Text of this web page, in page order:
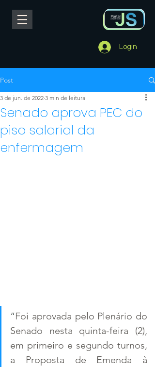
Login
Post
Senado aprova PEC do
piso salarial da
enfermagem
3 de jun. de 2022 3 min de leitura
“Foi aprovada pelo Plenário do
Senado nesta quinta-feira (2),
em primeiro e segundo turnos,
a Proposta de Emenda à